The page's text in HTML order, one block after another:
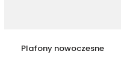
Plafony nowoczesne